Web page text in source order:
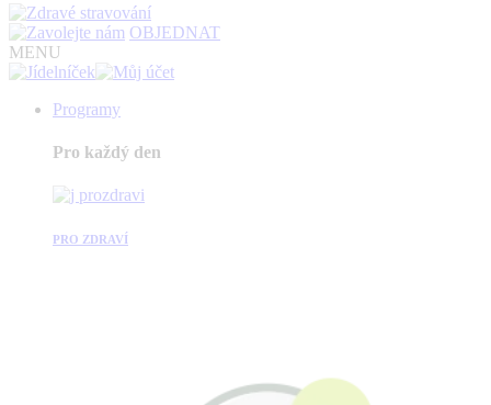
OBJEDNAT
MENU
Programy
Pro každý den
PRO ZDRAVÍ